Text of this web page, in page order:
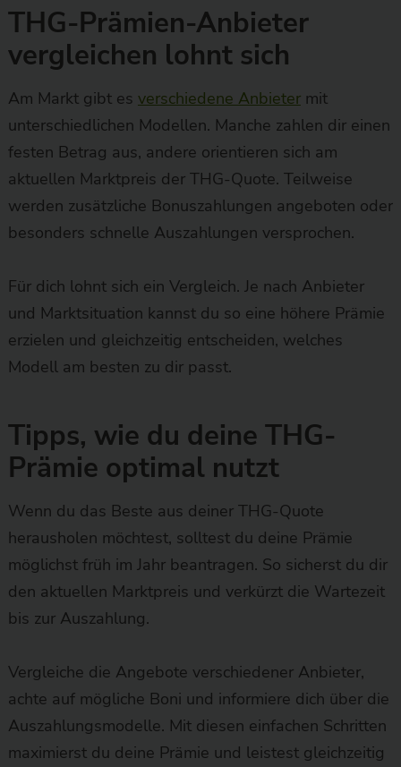
THG-Prämien-Anbieter
vergleichen lohnt sich
Am Markt gibt es verschiedene Anbietermit
unterschiedlichen Modellen. Manche zahlen dir einen
festen Betrag aus, andere orientieren sich am
aktuellen Marktpreis der THG-Quote. Teilweise
werden zusätzliche Bonuszahlungen angeboten oder
besonders schnelle Auszahlungen versprochen.
Für dich lohnt sich ein Vergleich. Je nach Anbieter
und Marktsituation kannst du so eine höhere Prämie
erzielen und gleichzeitig entscheiden, welches
Modell am besten zu dir passt.
Tipps, wie du deine THG-
Prämie optimal nutzt
Wenn du das Beste aus deiner THG-Quote
herausholen möchtest, solltest du deine Prämie
möglichst früh im Jahr beantragen. So sicherst du dir
den aktuellen Marktpreis und verkürzt die Wartezeit
bis zur Auszahlung.
Vergleiche die Angebote verschiedener Anbieter,
achte auf mögliche Boni und informiere dich über die
Auszahlungsmodelle. Mit diesen einfachen Schritten
maximierst du deine Prämie und leistest gleichzeitig